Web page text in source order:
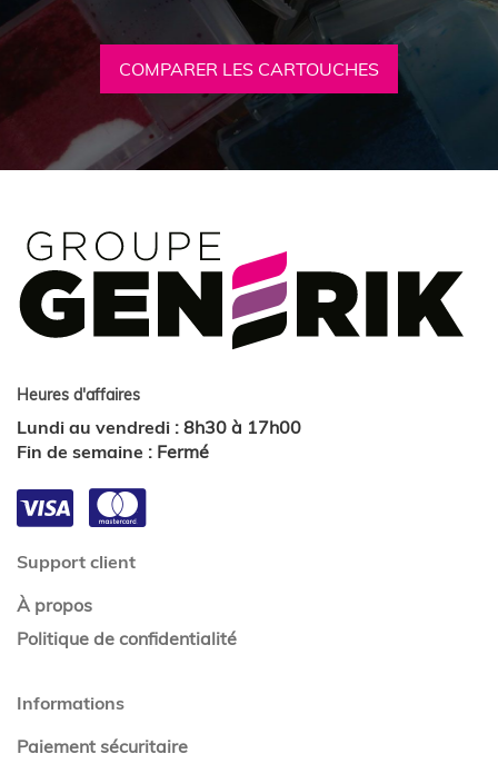
COMPARER LES CARTOUCHES
Heures d'affaires
Lundi au vendredi : 8h30 à 17h00
Fin de semaine : Fermé
Support client
À propos
Politique de confidentialité
Informations
Paiement sécuritaire